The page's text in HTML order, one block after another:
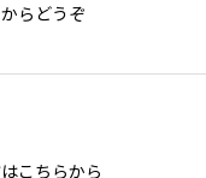
らどうぞ
こちらから